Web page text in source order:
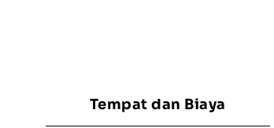
Tempat dan Biaya